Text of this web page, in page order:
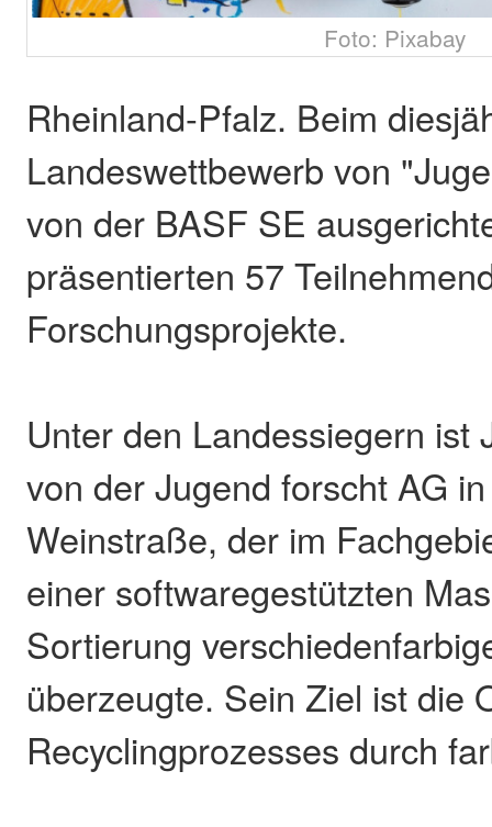
Foto: Pixabay
Rheinland-Pfalz. Beim
Landeswettbewerb von
von der BASF SE
präsentierten 57
Forschungsprojekte.
Unter den Landessiegern ist
von der Jugend forscht AG
Weinstraße, der im
einer softwaregestützten
Sortierung
überzeugte. Sein Ziel ist die
Recyclingprozesses durch